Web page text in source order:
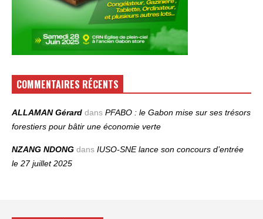
COMMENTAIRES RÉCENTS
ALLAMAN Gérard dans PFABO : le Gabon mise sur ses trésors
forestiers pour bâtir une économie verte
NZANG NDONG dans IUSO‑SNE lance son concours d’entrée
le 27 juillet 2025